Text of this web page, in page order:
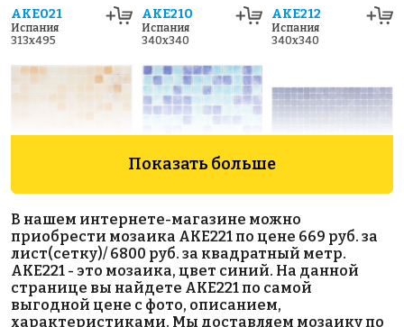
AKE021
Испания
313x495
AKE210
Испания
340x340
AKE212
Испания
340x340
AKE202
Испания
340x340
AKE081
Испания
313x495
AKE096
Испания
313x495
Показать больше
В нашем интернете-магазине можно
приобрести мозаика AKE221 по цене 669 руб. за
лист(сетку)/ 6800 руб. за квадратный метр.
AKE221 - это мозаика, цвет синий. На данной
странице вы найдете AKE221 по самой
выгодной цене с фото, описанием,
характеристиками. Мы доставляем мозаику по